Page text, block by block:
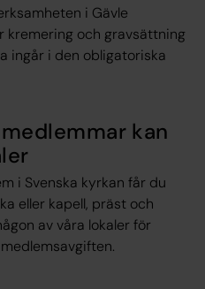
i Gävle
kremering och gravsättning
ingår i den obligatoriska
kan
i Svenska kyrkan får du
eller kapell, präst och
av våra lokaler för